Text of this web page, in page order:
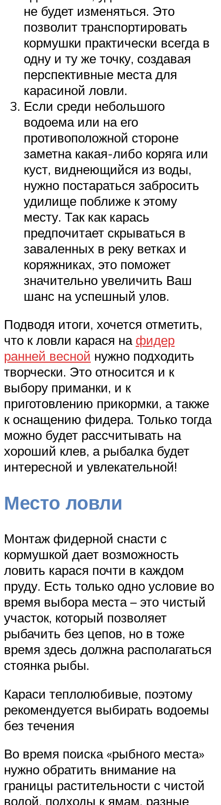
не будет изменяться. Это
позволит транспортировать
кормушки практически всегда в
одну и ту же точку, создавая
перспективные места для
карасиной ловли.
Если среди небольшого
водоема или на его
противоположной стороне
заметна какая-либо коряга или
куст, виднеющийся из воды,
нужно постараться забросить
удилище поближе к этому
месту. Так как карась
предпочитает скрываться в
заваленных в реку ветках и
коряжниках, это поможет
значительно увеличить Ваш
шанс на успешный улов.
Подводя итоги, хочется отметить,
что к ловли карася на фидер
ранней весной нужно подходить
творчески. Это относится и к
выбору приманки, и к
приготовлению прикормки, а также
к оснащению фидера. Только тогда
можно будет рассчитывать на
хороший клев, а рыбалка будет
интересной и увлекательной!
Место ловли
Монтаж фидерной снасти с
кормушкой дает возможность
ловить карася почти в каждом
пруду. Есть только одно условие во
время выбора места – это чистый
участок, который позволяет
рыбачить без цепов, но в тоже
время здесь должна располагаться
стоянка рыбы.
Караси теплолюбивые, поэтому
рекомендуется выбирать водоемы
без течения
Во время поиска «рыбного места»
нужно обратить внимание на
границы растительности с чистой
водой, подходы к ямам, разные